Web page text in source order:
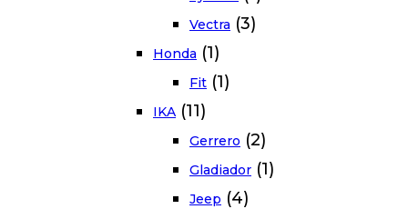
Vectra (3)
Honda (1)
Fit (1)
IKA (11)
Gerrero (2)
Gladiador (1)
Jeep (4)